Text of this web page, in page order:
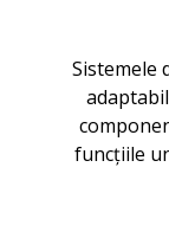
Sistemele
funcțiile